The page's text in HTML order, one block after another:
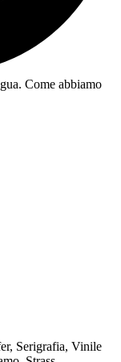
Come abbiamo
Serigrafia, Vinile